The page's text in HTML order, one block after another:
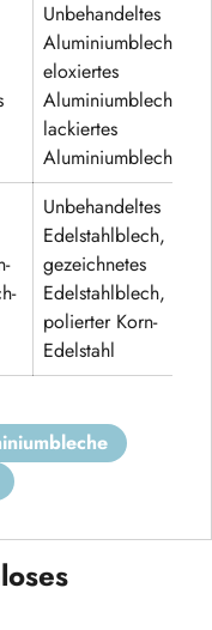
Unbehandeltes
Aluminiumblech,
eloxiertes
Aluminiumblech,
lackiertes
Aluminiumblech
Unbehandeltes
Edelstahlblech,
gezeichnetes
Edelstahlblech,
polierter Korn-
Edelstahl